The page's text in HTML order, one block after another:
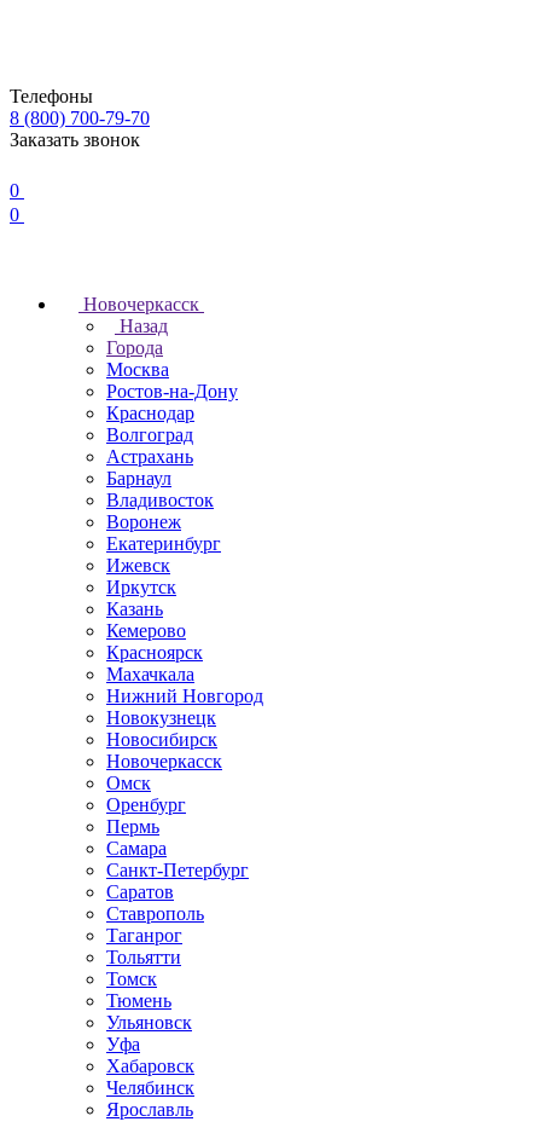
Телефоны
8 (800) 700-79-70
Заказать звонок
0
0
Новочеркаcск
Назад
Города
Москва
Ростов-на-Дону
Краснодар
Волгоград
Астрахань
Барнаул
Владивосток
Воронеж
Екатеринбург
Ижевск
Иркутск
Казань
Кемерово
Красноярск
Махачкала
Нижний Новгород
Новокузнецк
Новосибирск
Новочеркаcск
Омск
Оренбург
Пермь
Самара
Санкт-Петербург
Саратов
Ставрополь
Таганрог
Тольятти
Томск
Тюмень
Ульяновск
Уфа
Хабаровск
Челябинск
Ярославль